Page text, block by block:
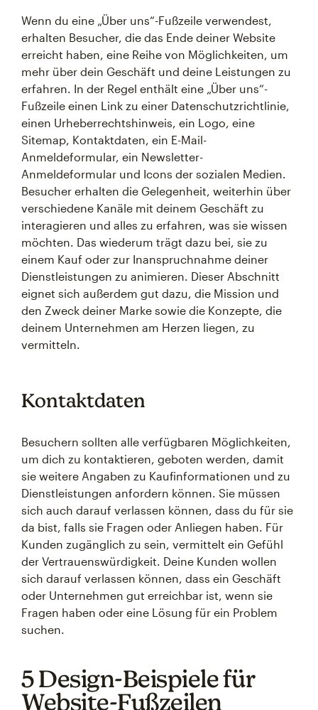
Wenn du eine „Über uns“-Fußzeile verwendest,
erhalten Besucher, die das Ende deiner Website
erreicht haben, eine Reihe von Möglichkeiten, um
mehr über dein Geschäft und deine Leistungen zu
erfahren. In der Regel enthält eine „Über uns“-
Fußzeile einen Link zu einer Datenschutzrichtlinie,
einen Urheberrechtshinweis, ein Logo, eine
Sitemap, Kontaktdaten, ein E-Mail-
Anmeldeformular, ein Newsletter-
Anmeldeformular und Icons der sozialen Medien.
Besucher erhalten die Gelegenheit, weiterhin über
verschiedene Kanäle mit deinem Geschäft zu
interagieren und alles zu erfahren, was sie wissen
möchten. Das wiederum trägt dazu bei, sie zu
einem Kauf oder zur Inanspruchnahme deiner
Dienstleistungen zu animieren. Dieser Abschnitt
eignet sich außerdem gut dazu, die Mission und
den Zweck deiner Marke sowie die Konzepte, die
deinem Unternehmen am Herzen liegen, zu
vermitteln.
Kontaktdaten
Besuchern sollten alle verfügbaren Möglichkeiten,
um dich zu kontaktieren, geboten werden, damit
sie weitere Angaben zu Kaufinformationen und zu
Dienstleistungen anfordern können. Sie müssen
sich auch darauf verlassen können, dass du für sie
da bist, falls sie Fragen oder Anliegen haben. Für
Kunden zugänglich zu sein, vermittelt ein Gefühl
der Vertrauenswürdigkeit. Deine Kunden wollen
sich darauf verlassen können, dass ein Geschäft
oder Unternehmen gut erreichbar ist, wenn sie
Fragen haben oder eine Lösung für ein Problem
suchen.
5 Design-Beispiele für
Website-Fußzeilen